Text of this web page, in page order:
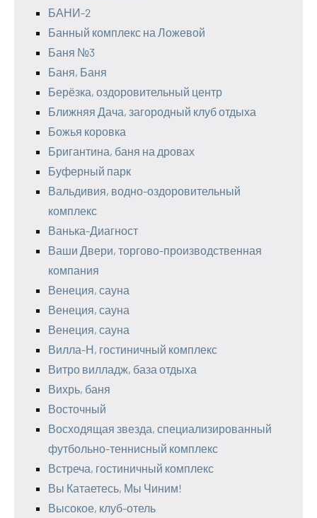
БАНИ-2
Банный комплекс на Ложевой
Баня №3
Баня, Баня
Берёзка, оздоровительный центр
Ближняя Дача, загородный клуб отдыха
Божья коровка
Бригантина, баня на дровах
Буферный парк
Вальдивия, водно-оздоровительный
комплекс
Ванька-Диагност
Ваши Двери, торгово-производственная
компания
Венеция, сауна
Венеция, сауна
Венеция, сауна
Вилла-Н, гостиничный комплекс
Витро вилладж, база отдыха
Вихрь, баня
Восточный
Восходящая звезда, специализированный
футбольно-теннисный комплекс
Встреча, гостиничный комплекс
Вы Катаетесь, Мы Чиним!
Высокое, клуб-отель